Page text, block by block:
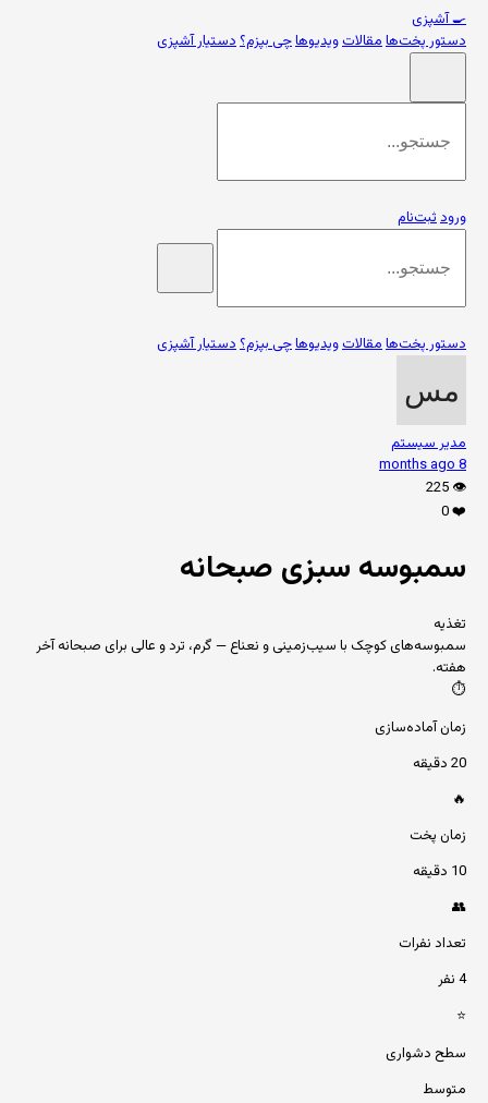
🍳آشپزی
دستور پخت‌هامقالاتویدیوهاچی بپزم؟دستیار آشپزی
ورودثبت‌نام
دستور پخت‌هامقالاتویدیوهاچی بپزم؟دستیار آشپزی
مدیر سیستم
8 months ago
👁️
225
❤️
0
سمبوسه سبزی صبحانه
تغذیه
سمبوسه‌های کوچک با سیب‌زمینی و نعناع — گرم، ترد و عالی برای صبحانه آخر
هفته.
⏱️
زمان آماده‌سازی
20 دقیقه
🔥
زمان پخت
10 دقیقه
👥
تعداد نفرات
4 نفر
⭐
سطح دشواری
متوسط